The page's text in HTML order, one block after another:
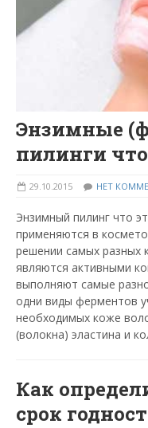
Энзимные
пилинги что
29.10.2015 НЕТ
Энзимный пилинг что
применяются в
решении самых разных
являются активными
выполняют самые
одни виды ферментов
необходимых коже
(волокна) эластина и
Как
срок